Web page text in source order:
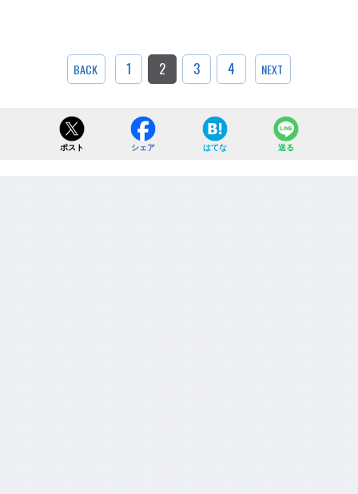
BACK 1 2 3 4 NEXT
ポスト シェア はてな 送る